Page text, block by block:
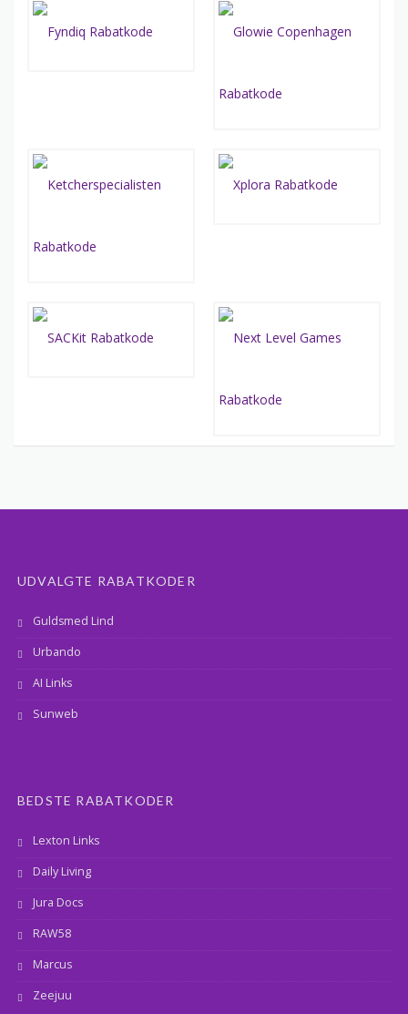
UDVALGTE RABATKODER
Guldsmed Lind
Urbando
AI Links
Sunweb
BEDSTE RABATKODER
Lexton Links
Daily Living
Jura Docs
RAW58
Marcus
Zeejuu